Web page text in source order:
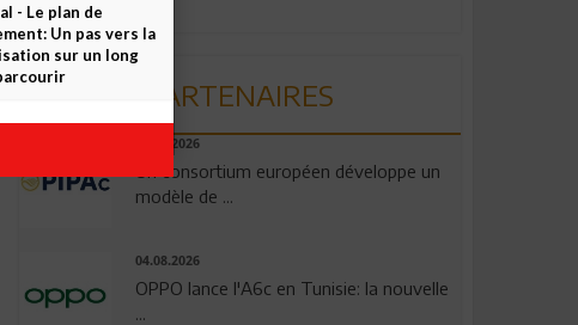
PARTENAIRES
06.08.2026
Un consortium européen développe un
modèle de ...
04.08.2026
OPPO lance l'A6c en Tunisie: la nouvelle
...
- Le plan de
Un pas vers la
sur un long